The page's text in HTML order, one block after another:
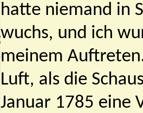
hatte niemand in
wuchs, und ich
meinem
Luft, als die
Januar 1785 eine